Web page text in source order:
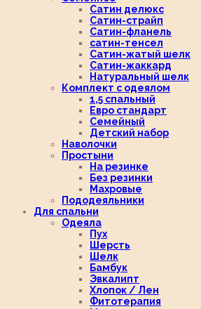
Сатин делюкс
Сатин-страйп
Сатин-фланель
сатин-тенсел
Сатин-жатый шелк
Сатин-жаккард
Натуральный шелк
Комплект с одеялом
1,5 спальный
Евро стандарт
Семейный
Детский набор
Наволочки
Простыни
На резинке
Без резинки
Махровые
Пододеяльники
Для спальни
Одеяла
Пух
Шерсть
Шелк
Бамбук
Эвкалипт
Хлопок / Лен
Фитотерапия